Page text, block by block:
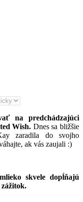
na predchádzajúci
Wish. Dnes sa bližšie
zaradila do svojho
ak vás zaujali :)
skvele dopĺňajú